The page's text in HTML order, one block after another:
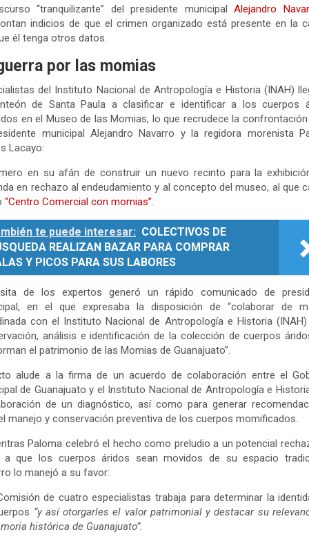
“tranquilizante” del presidente municipal Alejandro
indicios de que el crimen organizado está presente en la
él tenga otros datos.
por las momias
del Instituto Nacional de Antropología e Historia (INAH)
de Santa Paula a clasificar e identificar a los cuerpos
en el Museo de las Momias, lo que recrudece la
municipal Alejandro Navarro y la regidora morenista
Lacayo:
en su afán de construir un nuevo recinto para la
en rechazo al endeudamiento y al concepto del museo, al que
“Centro Comercial con momias”.
te puede interesar: COLECTIVOS DE
REALIZAN BAZAR PARA COMPRAR
Y PICOS PARA SUS LABORES
de los expertos generó un rápido comunicado de
en el que expresaba la disposición de “colaborar de
con el Instituto Nacional de Antropología e Historia
análisis e identificación de la colección de cuerpos
el patrimonio de las Momias de Guanajuato”.
alude a la firma de un acuerdo de colaboración entre el
de Guanajuato y el Instituto Nacional de Antropología e
de un diagnóstico, así como para generar
manejo y conservación preventiva de los cuerpos momificados.
Paloma celebró el hecho como preludio a un potencial
que los cuerpos áridos sean movidos de su espacio
lo manejó a su favor:
de cuatro especialistas trabaja para determinar la
“y así otorgarles el valor patrimonial y destacar su
histórica de Guanajuato”.